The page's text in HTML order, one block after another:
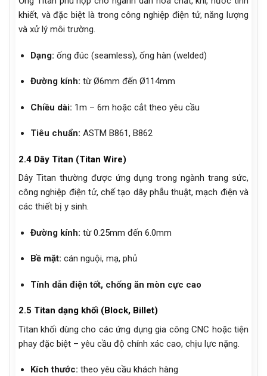
khiết, và đặc biệt là trong công nghiệp điện tử, năng lượng
và xử lý môi trường.
Dạng: ống đúc (seamless), ống hàn (welded)
Đường kính: từ Ø6mm đến Ø114mm
Chiều dài: 1m – 6m hoặc cắt theo yêu cầu
Tiêu chuẩn: ASTM B861, B862
2.4 Dây Titan (Titan Wire)
Dây Titan thường được ứng dụng trong ngành trang sức,
công nghiệp điện tử, chế tạo dây phẫu thuật, mạch điện và
các thiết bị y sinh.
Đường kính: từ 0.25mm đến 6.0mm
Bề mặt: cán nguội, mạ, phủ
Tính dẫn điện tốt, chống ăn mòn cực cao
2.5 Titan dạng khối (Block, Billet)
Titan khối dùng cho các ứng dụng gia công CNC hoặc tiện
phay đặc biệt – yêu cầu độ chính xác cao, chịu lực nặng.
Kích thước: theo yêu cầu khách hàng